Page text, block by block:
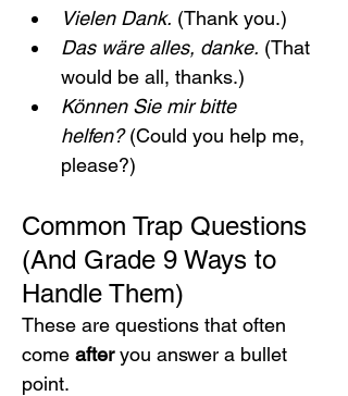
Vielen Dank. (Thank you.)
Das wäre alles, danke. (That
would be all, thanks.)
Können Sie mir bitte
helfen? (Could you help me,
please?)
Common Trap Questions
(And Grade 9 Ways to
Handle Them)
These are questions that often
come after you answer a bullet
point.